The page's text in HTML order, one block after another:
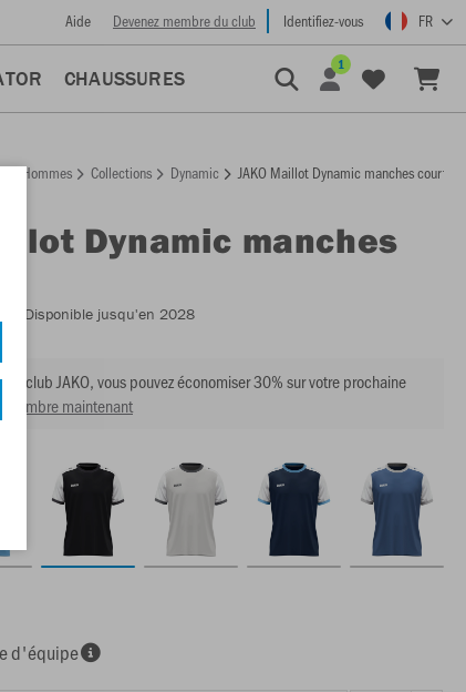
Aide Devenez membre du club Identifiez-vous FR
CHAUSSURES
1
Hommes Collections Dynamic JAKO Maillot Dynamic manches courtes
Dynamic manches
- Disponible jusqu'en 2028
club JAKO, vous pouvez économiser 30% sur votre prochaine
membre maintenant
d'équipe